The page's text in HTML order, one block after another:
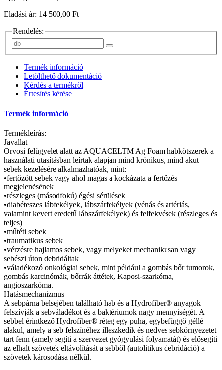
Eladási ár: 14 500,00 Ft
Rendelés:
Termék információ
Letölthető dokumentáció
Kérdés a termékről
Értesítés kérése
Termék információ
Termékleírás:
Javallat
Orvosi felügyelet alatt az AQUACELTM Ag Foam habkötszerek a
használati utasításban leírtak alapján mind krónikus, mind akut
sebek kezelésére alkalmazhatóak, mint:
•fertőzött sebek vagy ahol magas a kockázata a fertőzés
megjelenésének
•részleges (másodfokú) égési sérülések
•diabéteszes lábfekélyek, lábszárfekélyek (vénás és artériás,
valamint kevert eredetű lábszárfekélyek) és felfekvések (részleges és
teljes)
•műtéti sebek
•traumatikus sebek
•vérzésre hajlamos sebek, vagy melyeket mechanikusan vagy
sebészi úton debridáltak
•váladékozó onkológiai sebek, mint például a gombás bőr tumorok,
gombás karcinómák, bőrrák áttétek, Kaposi-szarkóma,
angioszarkóma.
Hatásmechanizmus
A sebpárna belsejében található hab és a Hydrofiber® anyagok
felszívják a sebváladékot és a baktériumok nagy mennyiségét. A
sebbel érintkező Hydrofiber® réteg egy puha, egybefüggő géllé
alakul, amely a seb felszínéhez illeszkedik és nedves sebkörnyezetet
tart fenn (amely segíti a szervezet gyógyulási folyamatát) és elősegíti
az elhalt szövetek eltávolítását a sebből (autolitikus debridáció) a
szövetek károsodása nélkül.